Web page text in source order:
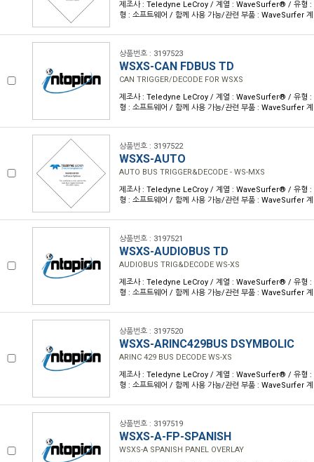
제조사 : Teledyne LeCroy / 계열 : WaveSurfer® / 유형 :
형 : 소프트웨어 / 함께 사용 가능/관련 부품 : WaveSurfer
상품번호 : 3197523
WSXS-CAN FDBUS TD
CAN TRIGGER/DECODE FOR WSXS
제조사 : Teledyne LeCroy / 계열 : WaveSurfer® / 유형 :
형 : 소프트웨어 / 함께 사용 가능/관련 부품 : WaveSurfer
상품번호 : 3197522
WSXS-AUTO
AUTO BUS TRIGGER&DECODE - WS-MXS
제조사 : Teledyne LeCroy / 계열 : WaveSurfer® / 유형 :
형 : 소프트웨어 / 함께 사용 가능/관련 부품 : WaveSurfer
상품번호 : 3197521
WSXS-AUDIOBUS TD
AUDIOBUS TRIG&DECODE WS-XS
제조사 : Teledyne LeCroy / 계열 : WaveSurfer® / 유형 :
형 : 소프트웨어 / 함께 사용 가능/관련 부품 : WaveSurfer
상품번호 : 3197520
WSXS-ARINC429BUS DSYMBOLIC
ARINC 429 BUS DECODE WS-XS
제조사 : Teledyne LeCroy / 계열 : WaveSurfer® / 유형 :
형 : 소프트웨어 / 함께 사용 가능/관련 부품 : WaveSurfer
상품번호 : 3197519
WSXS-A-FP-SPANISH
WSXS-A SPANISH PANEL OVERLAY